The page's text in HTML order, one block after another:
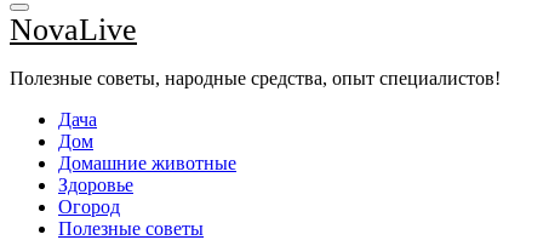
NovaLive
Полезные советы, народные средства, опыт специалистов!
Дача
Дом
Домашние животные
Здоровье
Огород
Полезные советы